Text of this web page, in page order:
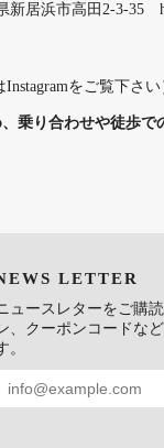
新居浜市高田2-3-35
をご覧下さい
乗り合わせや徒歩で
LETTER
ュースレターをご購
、クーポンコードな
。